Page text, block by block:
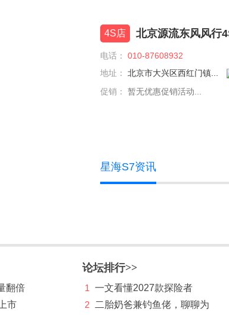
4S店 北京源流东风风行
电话：
010-87608932
地址：
北京市大兴区西红门镇...
促销：
暂无优惠促销活动...
星海S7资讯
翻倍
市
论坛排行>>
1
一文看懂2027款探险者
2
二胎奶爸兼钓鱼佬，聊聊为